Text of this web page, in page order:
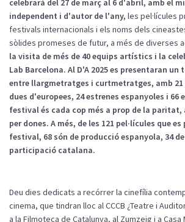
celebrarà del 27 de març al 6 d'abril, amb el
independent i d'autor de l'any, les pel·lícules
festivals internacionals i els noms dels
sòlides promeses de futur, a més de diverses
la visita de més de 40 equips artístics i la
Lab Barcelona. Al D'A 2025 es presentaran
entre llargmetratges i curtmetratges, amb
dues d'europees, 24 estrenes espanyoles i 66
festival és cada cop més a prop de la
per dones. A més, de les 121 pel·lícules que
festival, 68 són de producció espanyola, 34
participació catalana.
Deu dies dedicats a recórrer la cinefília
cinema, que tindran lloc al CCCB ¿Teatre i
a la Filmoteca de Catalunya, al Zumzeig i a